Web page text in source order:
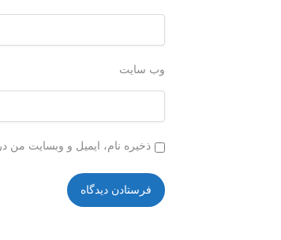
وب‌ سایت
ذخیره نام، ایمیل و وبسایت من